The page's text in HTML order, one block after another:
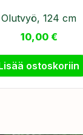
Olutvyö, 124 cm
10,00 €
ostoskoriin